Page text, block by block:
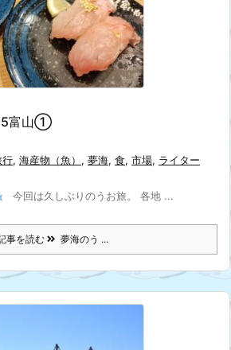
富山①
行, 海産物（魚） , 夢海, 食, 市場, ライター
今回は久しぶりのうお旅。 各地 ...
事を読む 夢海のう ...